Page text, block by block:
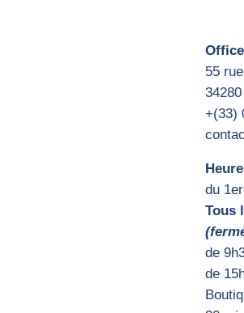
55
+(33)
du
Tous
de
de